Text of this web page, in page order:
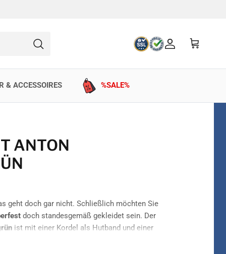
Suchen
& ACCESSOIRES %SALE%
ANTON
geht doch gar nicht. Schließlich möchten Sie
doch standesgemäß gekleidet sein. Der
ist mit einer Kordel als Hutband und einer
mit einem